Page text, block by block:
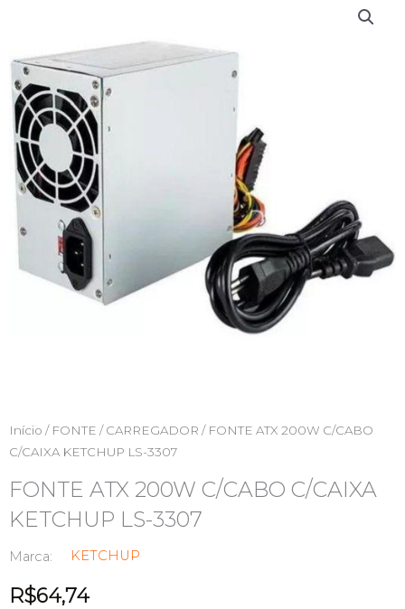
Início / FONTE / CARREGADOR / FONTE ATX 200W C/CABO
C/CAIXA KETCHUP LS-3307
FONTE ATX 200W C/CABO C/CAIXA
KETCHUP LS-3307
Marca: KETCHUP
R$64,74